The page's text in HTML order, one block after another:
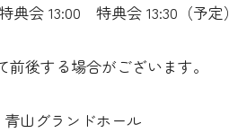
会 13:00 特典会 13:30（予定）
後する場合がございます。
青山グランドホール